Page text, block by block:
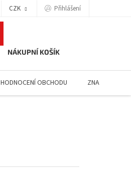
CZK Přihlášení
NÁKUPNÍ KOŠÍK
HODNOCENÍ OBCHODU ZNAČKY